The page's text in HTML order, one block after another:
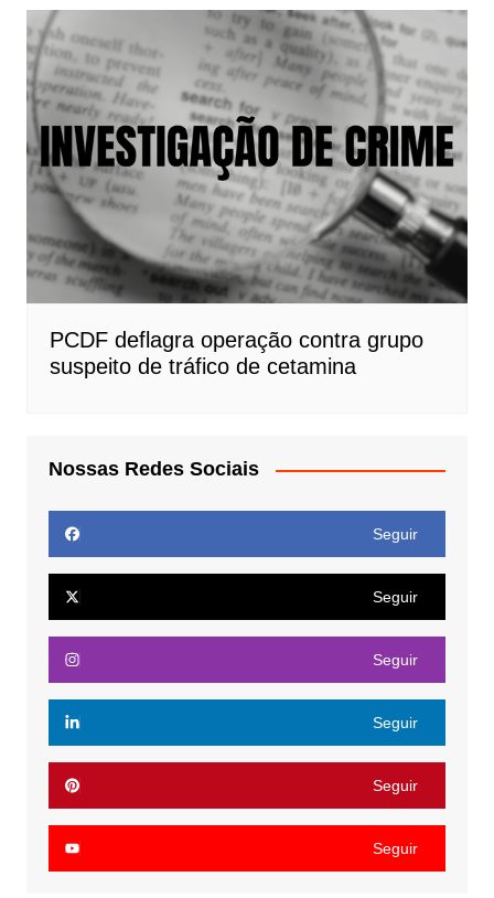
PCDF deflagra operação contra grupo
suspeito de tráfico de cetamina
Nossas Redes Sociais
Seguir
Seguir
Seguir
Seguir
Seguir
Seguir